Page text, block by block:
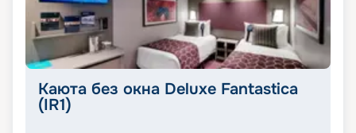
Каюта без окна Deluxe Fantastica
(IR1)